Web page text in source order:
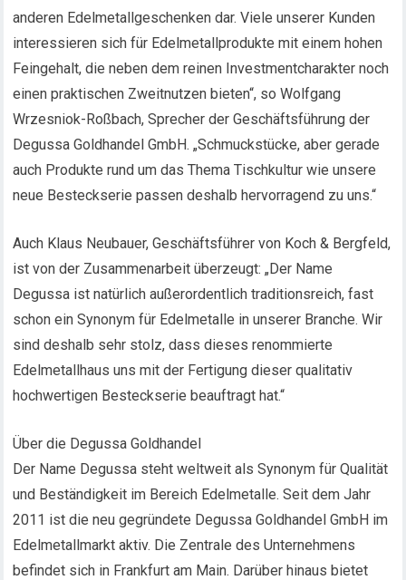
anderen Edelmetallgeschenken dar. Viele unserer Kunden
interessieren sich für Edelmetallprodukte mit einem hohen
Feingehalt, die neben dem reinen Investmentcharakter noch
einen praktischen Zweitnutzen bieten“, so Wolfgang
Wrzesniok-Roßbach, Sprecher der Geschäftsführung der
Degussa Goldhandel GmbH. „Schmuckstücke, aber gerade
auch Produkte rund um das Thema Tischkultur wie unsere
neue Besteckserie passen deshalb hervorragend zu uns.“
Auch Klaus Neubauer, Geschäftsführer von Koch & Bergfeld,
ist von der Zusammenarbeit überzeugt: „Der Name
Degussa ist natürlich außerordentlich traditionsreich, fast
schon ein Synonym für Edelmetalle in unserer Branche. Wir
sind deshalb sehr stolz, dass dieses renommierte
Edelmetallhaus uns mit der Fertigung dieser qualitativ
hochwertigen Besteckserie beauftragt hat.“
Über die Degussa Goldhandel
Der Name Degussa steht weltweit als Synonym für Qualität
und Beständigkeit im Bereich Edelmetalle. Seit dem Jahr
2011 ist die neu gegründete Degussa Goldhandel GmbH im
Edelmetallmarkt aktiv. Die Zentrale des Unternehmens
befindet sich in Frankfurt am Main. Darüber hinaus bietet